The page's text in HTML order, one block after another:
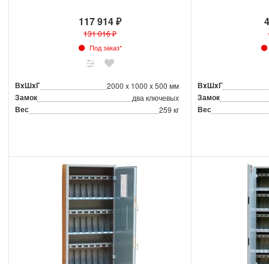
117 914 ₽
131 016 ₽
Под заказ*
ВxШxГ 2000 x 1000 x 500 мм
Замок два ключевых
Вес 259 кг
ВxШxГ
Замок
Вес